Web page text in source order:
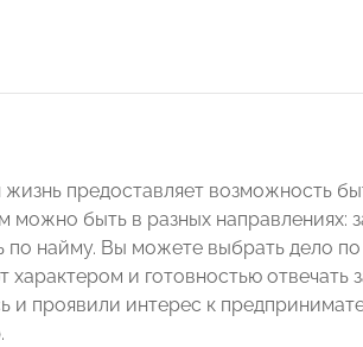
предоставляет возможность
можно быть в разных направлениях:
по найму. Вы можете выбрать дело
характером и готовностью отвечать
и проявили интерес к
.